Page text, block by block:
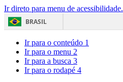
Ir direto para menu de acessibilidade.
BRASIL
Ir para o conteúdo 1
Ir para o menu 2
Ir para a busca 3
Ir para o rodapé 4